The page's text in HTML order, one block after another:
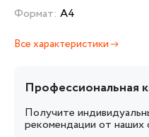
Формат: А4
Все характеристики
Профессиональная
Получите
рекомендации от наших